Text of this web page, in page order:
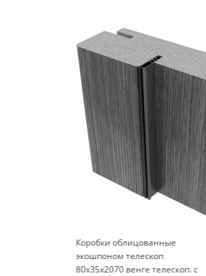
Коробки облицованные
экошпоном телескоп
80x35x2070 венге телескоп. с